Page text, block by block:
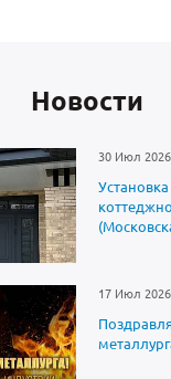
Новоcти
30 Июл 2026
17 Июл 2026